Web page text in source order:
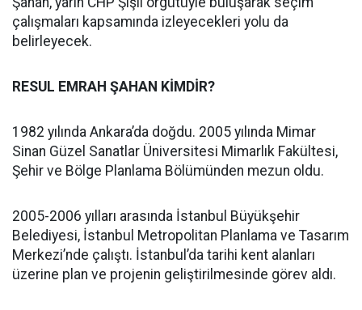
çalışmaları kapsamında izleyecekleri yolu da
belirleyecek.
RESUL EMRAH ŞAHAN KİMDİR?
1982 yılında Ankara’da doğdu. 2005 yılında Mimar
Sinan Güzel Sanatlar Üniversitesi Mimarlık Fakültesi,
Şehir ve Bölge Planlama Bölümünden mezun oldu.
2005-2006 yılları arasında İstanbul Büyükşehir
Belediyesi, İstanbul Metropolitan Planlama ve Tasarım
Merkezi’nde çalıştı. İstanbul’da tarihi kent alanları
üzerine plan ve projenin geliştirilmesinde görev aldı.